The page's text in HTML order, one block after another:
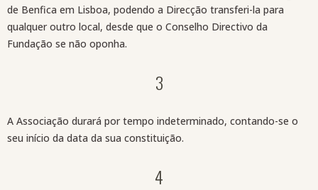
de Benfica em Lisboa, podendo a Direcção transferi-la para
qualquer outro local, desde que o Conselho Directivo da
Fundação se não oponha.
3
A Associação durará por tempo indeterminado, contando-se o
seu início da data da sua constituição.
4